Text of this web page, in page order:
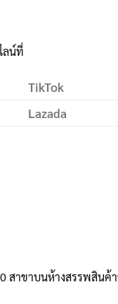
ลน์ที่
TikTok
Lazada
สาขาบนห้างสรรพสิน